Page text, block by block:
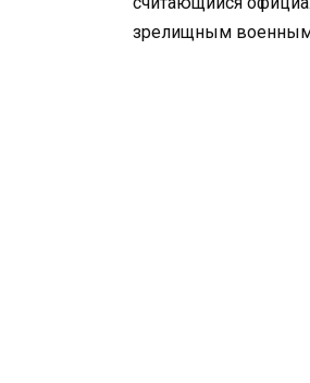
зрелищным военным